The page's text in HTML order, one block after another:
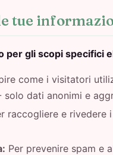
tue
per gli scopi specifici
come i visitatori
dati anonimi e
raccogliere e rivedere
Per prevenire spam e